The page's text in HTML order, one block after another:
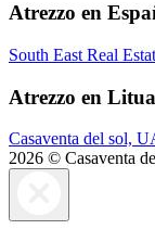
Atrezzo en
South East Real
Atrezzo en
Casaventa del sol,
2026 © Casaventa